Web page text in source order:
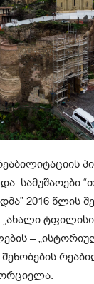
სამუშაოები
2016 წლის
–